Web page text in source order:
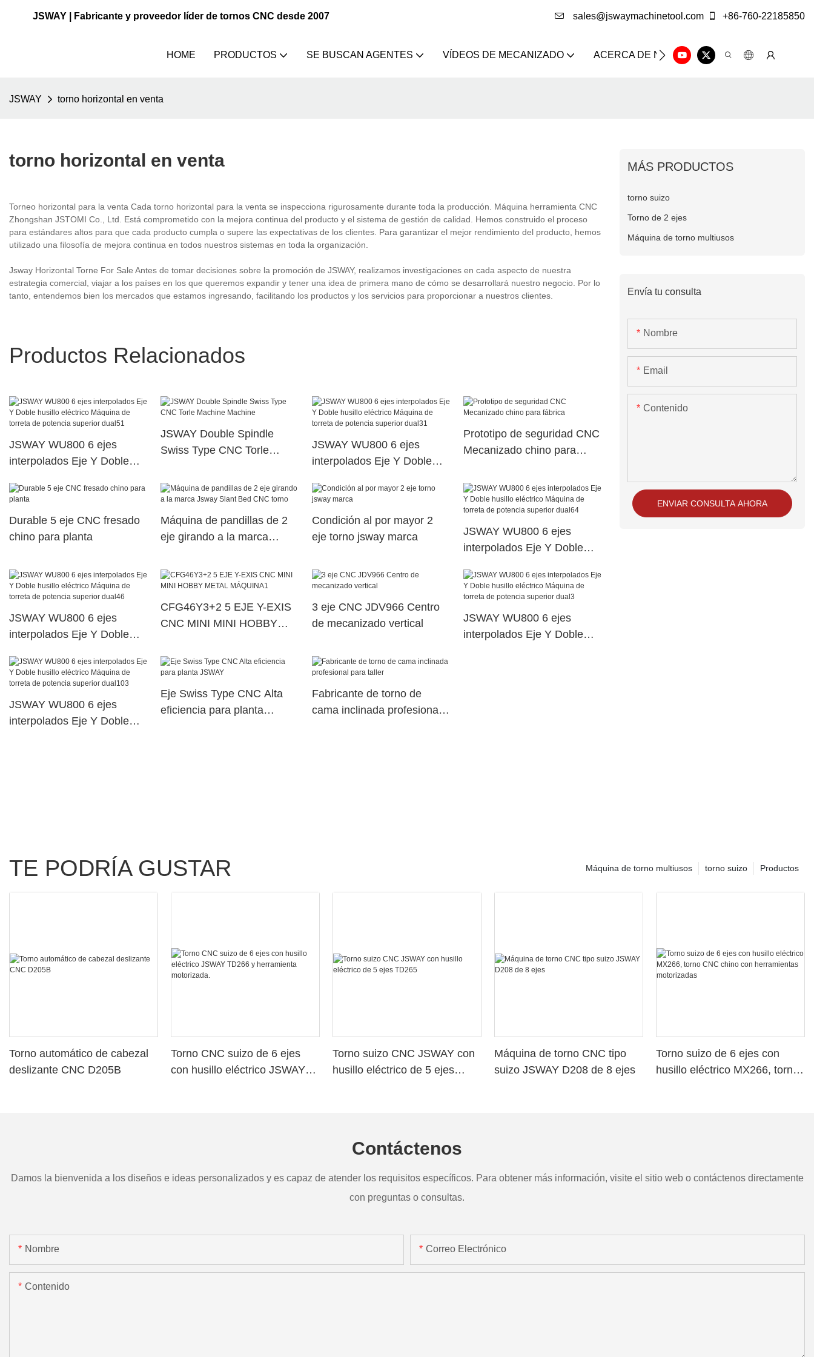
JSWAY | Fabricante y proveedor líder de tornos CNC desde 2007 sales@jswaymachinetool.com +86-760-22185850
HOME PRODUCTOS SE BUSCAN AGENTES VÍDEOS DE MECANIZADO ACERCA DE NOSOTROS SOLUCIÓN
JSWAY torno horizontal en venta
torno horizontal en venta
Torneo horizontal para la venta Cada torno horizontal para la venta se inspecciona rigurosamente durante toda la producción. Máquina herramienta CNC
Zhongshan JSTOMI Co., Ltd. Está comprometido con la mejora continua del producto y el sistema de gestión de calidad. Hemos construido el proceso
para estándares altos para que cada producto cumpla o supere las expectativas de los clientes. Para garantizar el mejor rendimiento del producto, hemos
utilizado una filosofía de mejora continua en todos nuestros sistemas en toda la organización.
Jsway Horizontal Torne For Sale Antes de tomar decisiones sobre la promoción de JSWAY, realizamos investigaciones en cada aspecto de nuestra
estrategia comercial, viajar a los países en los que queremos expandir y tener una idea de primera mano de cómo se desarrollará nuestro negocio. Por lo
tanto, entendemos bien los mercados que estamos ingresando, facilitando los productos y los servicios para proporcionar a nuestros clientes.
Productos Relacionados
JSWAY WU800 6 ejes
interpolados Eje Y Doble
torreta de potencia superior
JSWAY Double Spindle
Swiss Type CNC Torle
JSWAY WU800 6 ejes
interpolados Eje Y Doble
torreta de potencia superior
Prototipo de seguridad CNC
Mecanizado chino para
Durable 5 eje CNC fresado
chino para planta
Máquina de pandillas de 2
eje girando a la marca
Condición al por mayor 2
eje torno jsway marca
JSWAY WU800 6 ejes
interpolados Eje Y Doble
torreta de potencia superior
dual64
JSWAY WU800 6 ejes
interpolados Eje Y Doble
torreta de potencia superior
dual46
CFG46Y3+2 5 EJE Y-EXIS
CNC MINI MINI HOBBY
3 eje CNC JDV966 Centro
de mecanizado vertical
JSWAY WU800 6 ejes
interpolados Eje Y Doble
JSWAY WU800 6 ejes
interpolados Eje Y Doble
Eje Swiss Type CNC Alta
eficiencia para planta
Fabricante de torno de
cama inclinada profesional
MÁS PRODUCTOS
torno suizo
Torno de 2 ejes
Máquina de torno multiusos
Envía tu consulta
Nombre
Email
Contenido
ENVIAR CONSULTA AHORA
TE PODRÍA GUSTAR Productos
torno suizo
Máquina de torno multiusos
Torno automático de cabezal
deslizante CNC D205B
Torno CNC suizo de 6 ejes
con husillo eléctrico JSWAY
Torno suizo CNC JSWAY con
husillo eléctrico de 5 ejes
Máquina de torno CNC tipo
suizo JSWAY D208 de 8 ejes
Torno suizo de 6 ejes con
husillo eléctrico MX266, torno
Contáctenos
Damos la bienvenida a los diseños e ideas personalizados y es capaz de atender los requisitos específicos. Para obtener más información, visite el sitio web o contáctenos directamente
con preguntas o consultas.
Nombre Correo Electrónico
Contenido